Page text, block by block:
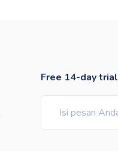
Free 14-day trial